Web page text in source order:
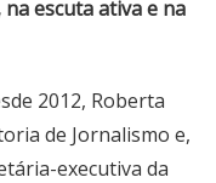
escuta ativa e na
2012, Roberta
de Jornalismo e,
executiva da